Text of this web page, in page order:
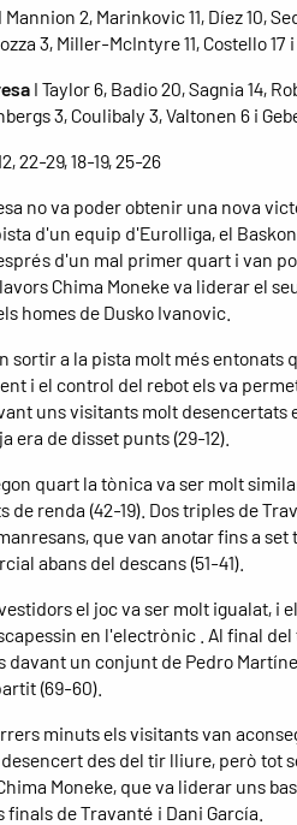
2, Marinkovic 11, Díez 10,
3, Miller-McIntyre 11, Costello 17
I Taylor 6, Badio 20, Sagnia 14,
3, Coulibaly 3, Valtonen 6 i
22-29, 18-19, 25-26
no va poder obtenir una nova
d'un equip d'Eurolliga, el
d'un mal primer quart i van
Chima Moneke va liderar el
homes de Dusko Ivanovic.
sortir a la pista molt més entonats
i el control del rebot els va
uns visitants molt
era de disset punts (29-12).
quart la tònica va ser molt
de renda (42-19). Dos triples de
que van anotar fins a
abans del descans (51-41).
el joc va ser molt igualat, i
en l'electrònic . Al final
davant un conjunt de Pedro
(69-60).
minuts els visitants van
desencert des del tir lliure, però tot
Moneke, que va liderar uns
de Travanté i Dani García.